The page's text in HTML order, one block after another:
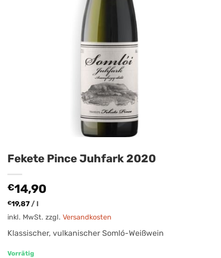
Fekete Pince Juhfark 2020
€14,90
€19,87/l
inkl. MwSt. zzgl. Versandkosten
Klassischer, vulkanischer Somló-Weißwein
Vorrätig